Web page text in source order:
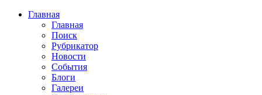
Skip to main content
Главная
Главная
Поиск
Рубрикатор
Новости
События
Блоги
Галереи